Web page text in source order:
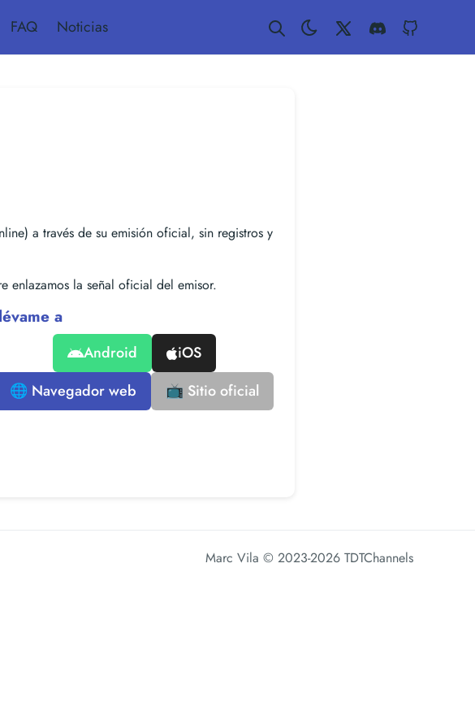
FAQ Noticias Twitter Discord
a través de su emisión oficial, sin registros y
enlazamos la señal oficial del emisor.
a
Android
iOS
🌐 Navegador web
📺 Sitio oficial
Marc Vila © 2023-2026 TDTChannels